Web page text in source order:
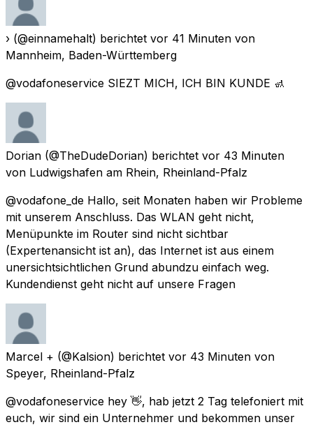
› (@einnamehalt) berichtet vor 41 Minuten von
Mannheim, Baden-Württemberg
@vodafoneservice SIEZT MICH, ICH BIN KUNDE 🚮
Dorian (@TheDudeDorian) berichtet vor 43 Minuten
von Ludwigshafen am Rhein, Rheinland-Pfalz
@vodafone_de Hallo, seit Monaten haben wir Probleme
mit unserem Anschluss. Das WLAN geht nicht,
Menüpunkte im Router sind nicht sichtbar
(Expertenansicht ist an), das Internet ist aus einem
unersichtsichtlichen Grund abundzu einfach weg.
Kundendienst geht nicht auf unsere Fragen
Marcel + (@Kalsion) berichtet vor 43 Minuten von
Speyer, Rheinland-Pfalz
@vodafoneservice hey 👋, hab jetzt 2 Tag telefoniert mit
euch, wir sind ein Unternehmer und bekommen unser